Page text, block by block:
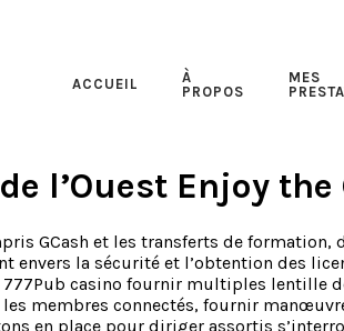
ACCUEIL
À
PROPOS
MES
l’Ouest Enjoy
GCash et les transferts de
la sécurité et l’obtention des
casino fournir multiples lentille
membres connectés, fournir
en place pour diriger assortis